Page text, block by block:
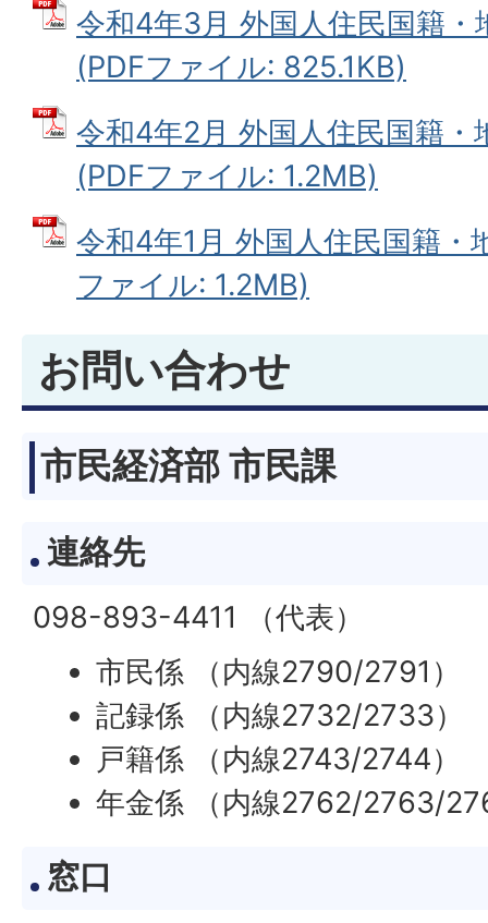
令和4年3月 外国人住民国籍・
(PDFファイル: 825.1KB)
令和4年2月 外国人住民国籍・
(PDFファイル: 1.2MB)
令和4年1月 外国人住民国籍・
ファイル: 1.2MB)
お問い合わせ
市民経済部 市民課
連絡先
098-893-4411 （代表）
市民係 （内線2790/2791）
記録係 （内線2732/2733）
戸籍係 （内線2743/2744）
年金係 （内線2762/2763/
窓口